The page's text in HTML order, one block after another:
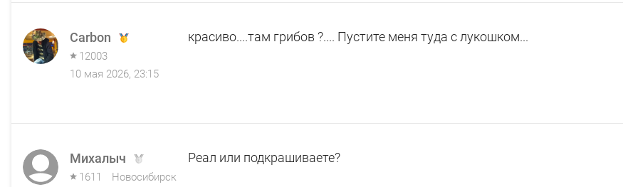
Carbon
12003
10 мая 2026, 23:15
красиво....там грибов ?.... Пустите меня туда с лукошком...
Михалыч
1611
Новосибирск
Реал или подкрашиваете?